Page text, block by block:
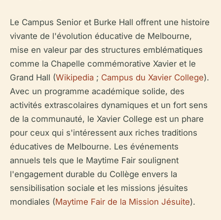
Le Campus Senior et Burke Hall offrent une histoire
vivante de l'évolution éducative de Melbourne,
mise en valeur par des structures emblématiques
comme la Chapelle commémorative Xavier et le
Grand Hall (Wikipedia ; Campus du Xavier College).
Avec un programme académique solide, des
activités extrascolaires dynamiques et un fort sens
de la communauté, le Xavier College est un phare
pour ceux qui s'intéressent aux riches traditions
éducatives de Melbourne. Les événements
annuels tels que le Maytime Fair soulignent
l'engagement durable du Collège envers la
sensibilisation sociale et les missions jésuites
mondiales (Maytime Fair de la Mission Jésuite).